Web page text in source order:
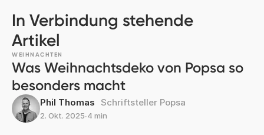
In Verbindung stehende
Artikel
WEIHNACHTEN
Was Weihnachtsdeko von Popsa so
besonders macht
Phil Thomas Schriftsteller Popsa
2. Okt. 2025∙4 min